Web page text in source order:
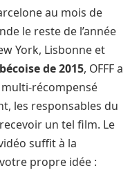
au mois de
le reste de l’année
York, Lisbonne et
de 2015, OFFF a
récompensé
les responsables du
un tel film. Le
suffit à la
propre idée :